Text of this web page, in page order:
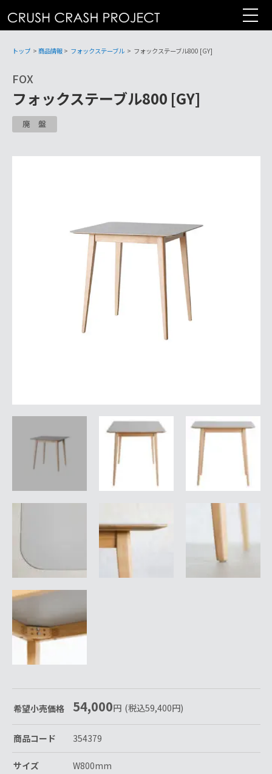
テ
トップ > 商品情報> フォックステーブル > フォックステーブル800 [GY]
FOX
フォックステーブル800 [GY]
廃盤
希望小売価格 54,000円 (税込59,400円)
商品コード 354379
サイズ
W800mm